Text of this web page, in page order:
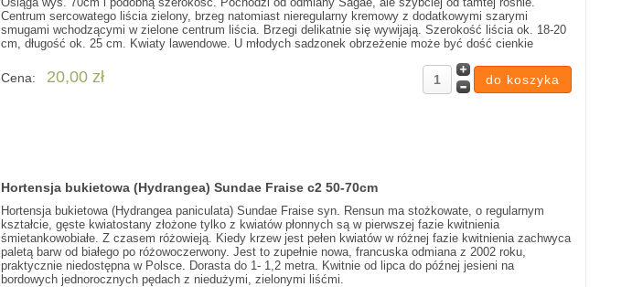
Centrum sercowatego liścia zielony, brzeg natomiast nieregularny kremowy z dodatkowymi szarymi
smugami wchodzącymi w zielone centrum liścia. Brzegi delikatnie się wywijają. Szerokość liścia ok. 18-20
cm, długość ok. 25 cm. Kwiaty lawendowe. U młodych sadzonek obrzeżenie może być dość cienkie
Cena: 20,00 zł
Hortensja bukietowa (Hydrangea) Sundae Fraise c2 50-70cm
Hortensja bukietowa (Hydrangea paniculata) Sundae Fraise syn. Rensun ma stożkowate, o regularnym
kształcie, gęste kwiatostany złożone tylko z kwiatów płonnych są w pierwszej fazie kwitnienia
śmietankowobiałe. Z czasem różowieją. Kiedy krzew jest pełen kwiatów w różnej fazie kwitnienia zachwyca
paletą barw od białego po różowoczerwony. Jest to zupełnie nowa, francuska odmiana z 2002 roku,
praktycznie niedostępna w Polsce. Dorasta do 1- 1,2 metra. Kwitnie od lipca do późnej jesieni na
bordowych jednorocznych pędach z niedużymi, zielonymi liśćmi.